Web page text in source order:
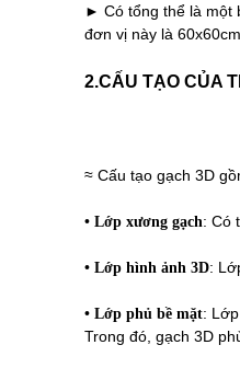
► Có tổng thể là một
đơn vị này là
2.CẤU TẠO CỦA
≈ Cấu tạo gạch 3D
• Lớp xương gạch: Có
• Lớp hình ảnh 3D:
• Lớp phủ bề mặt:
Trong đó, gạch 3D